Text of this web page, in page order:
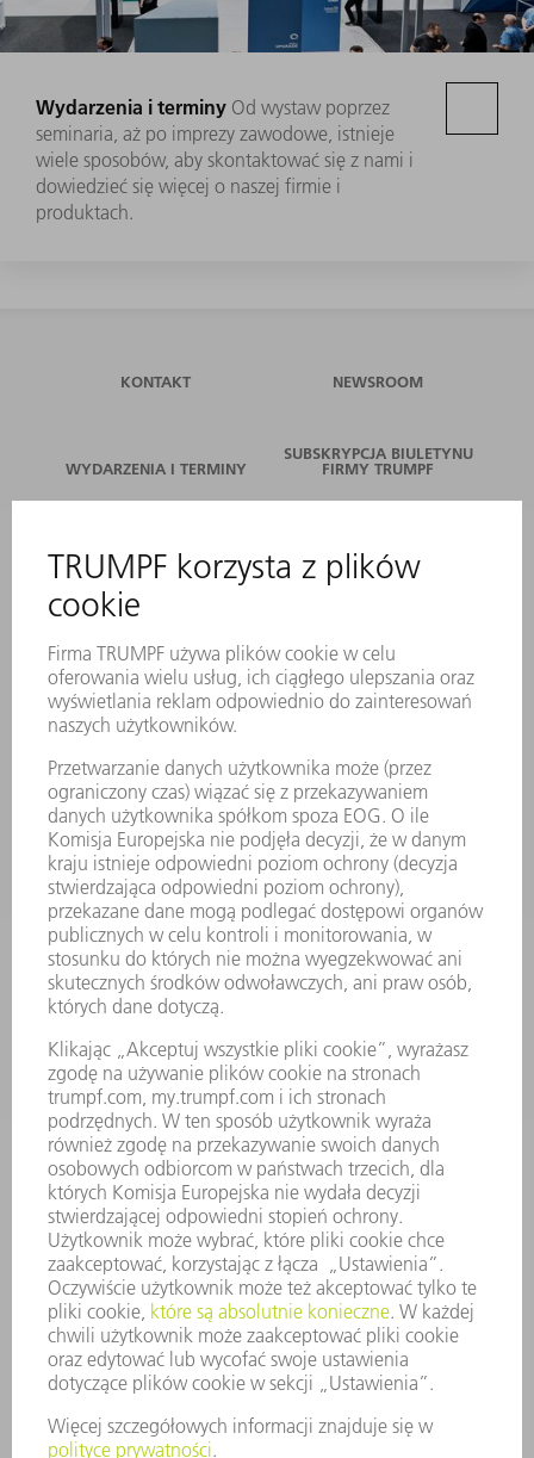
Wydarzenia i terminy Od wystaw poprzez
seminaria, aż po imprezy zawodowe, istnieje
wiele sposobów, aby skontaktować się z nami i
dowiedzieć się więcej o naszej firmie i
produktach.
KONTAKT NEWSROOM
WYDARZENIA I TERMINY
SUBSKRYPCJA BIULETYNU
FIRMY TRUMPF
SERWIS ONLINE
KONTAKT
LOKALIZACJE
WYDARZENIA I TERMINY
SUBSKRYPCJA NEWSLETTERA
MYTRUMPF
KARTY BEZPIECZEŃSTWA
PRODUKTY
MASZYNY & SYSTEMY
LASER
ENERGOELEKTRONIKA
ELEKTRONARZĘDZIA
SMART FACTORY
OPROGRAMOWANIE
USŁUGI SERWISOWE
ZASTOSOWANIA
BRANŻE
FIRMA
OFERTY STANOWISK
PROFIL FIRMY
ZARZĄD
SPRAWOZDANIE Z DZIAŁALNOŚCI
ZASADY BIZNESOWE
ZAPEWNIENIE ZGODNOŚCI DZIAŁALNOŚCI Z REGULACJAMI
SYSTEM ZGŁASZANIA NIEPRAWIDŁOWOŚCI
BEZPIECZEŃSTWO
INFORMACJE PRASOWE
MAGAZYNY
ZRÓWNOWAŻONY ROZWÓJ
ŚRODOWISKO I KLIMAT
SPOŁECZEŃSTWO
KIEROWANIE PRZEDSIĘBIORSTWEM